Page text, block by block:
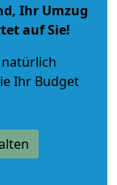
Ihr Umzug
auf Sie!
Ihr Budget